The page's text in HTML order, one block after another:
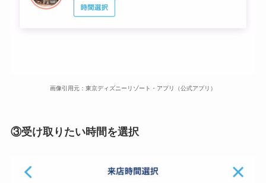
画像引用元：東京ディズニーリゾート・アプリ（公式アプリ）
③受け取りたい時間を選択